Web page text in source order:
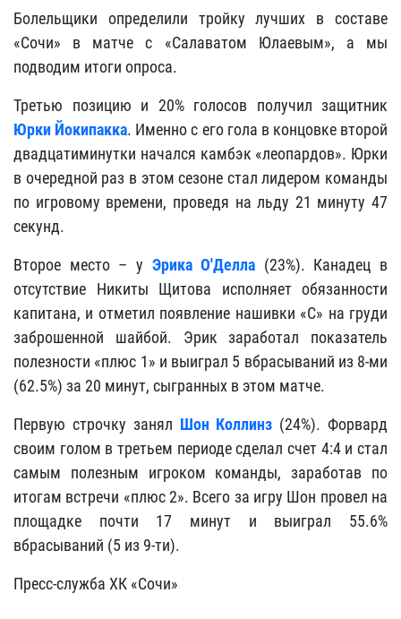
Болельщики определили тройку лучших в составе
«Сочи» в матче с «Салаватом Юлаевым», а мы
подводим итоги опроса.
Третью позицию и 20% голосов получил защитник
Юрки Йокипакка. Именно с его гола в концовке второй
двадцатиминутки начался камбэк «леопардов». Юрки
в очередной раз в этом сезоне стал лидером команды
по игровому времени, проведя на льду 21 минуту 47
секунд.
Второе место – у Эрика О'Делла (23%). Канадец в
отсутствие Никиты Щитова исполняет обязанности
капитана, и отметил появление нашивки «С» на груди
заброшенной шайбой. Эрик заработал показатель
полезности «плюс 1» и выиграл 5 вбрасываний из 8-ми
(62.5%) за 20 минут, сыгранных в этом матче.
Первую строчку занял Шон Коллинз (24%). Форвард
своим голом в третьем периоде сделал счет 4:4 и стал
самым полезным игроком команды, заработав по
итогам встречи «плюс 2». Всего за игру Шон провел на
площадке почти 17 минут и выиграл 55.6%
вбрасываний (5 из 9-ти).
Пресс-служба ХК «Сочи»